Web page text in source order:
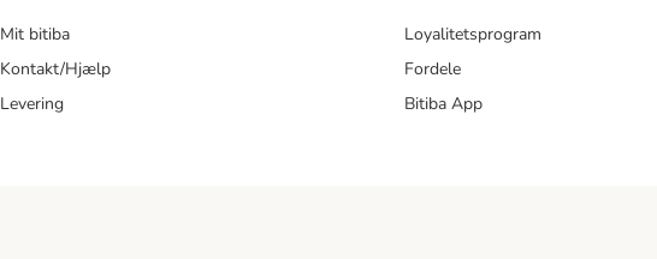
Mit bitiba
Kontakt/Hjælp
Levering
Loyalitetsprogram
Fordele
Bitiba App